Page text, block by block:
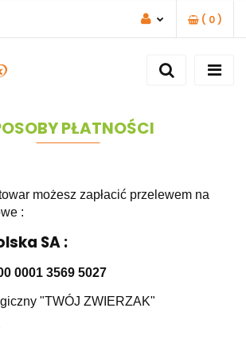
ZALOGUJ SIĘ
( 0 )
PŁATNOŚCI
możesz zapłacić przelewem na
:
SA :
0001 3569 5027
"TWÓJ ZWIERZAK"